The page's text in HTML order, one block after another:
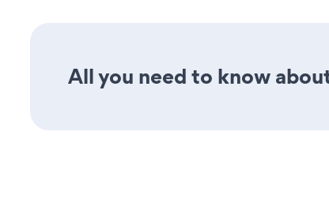
All you need to know